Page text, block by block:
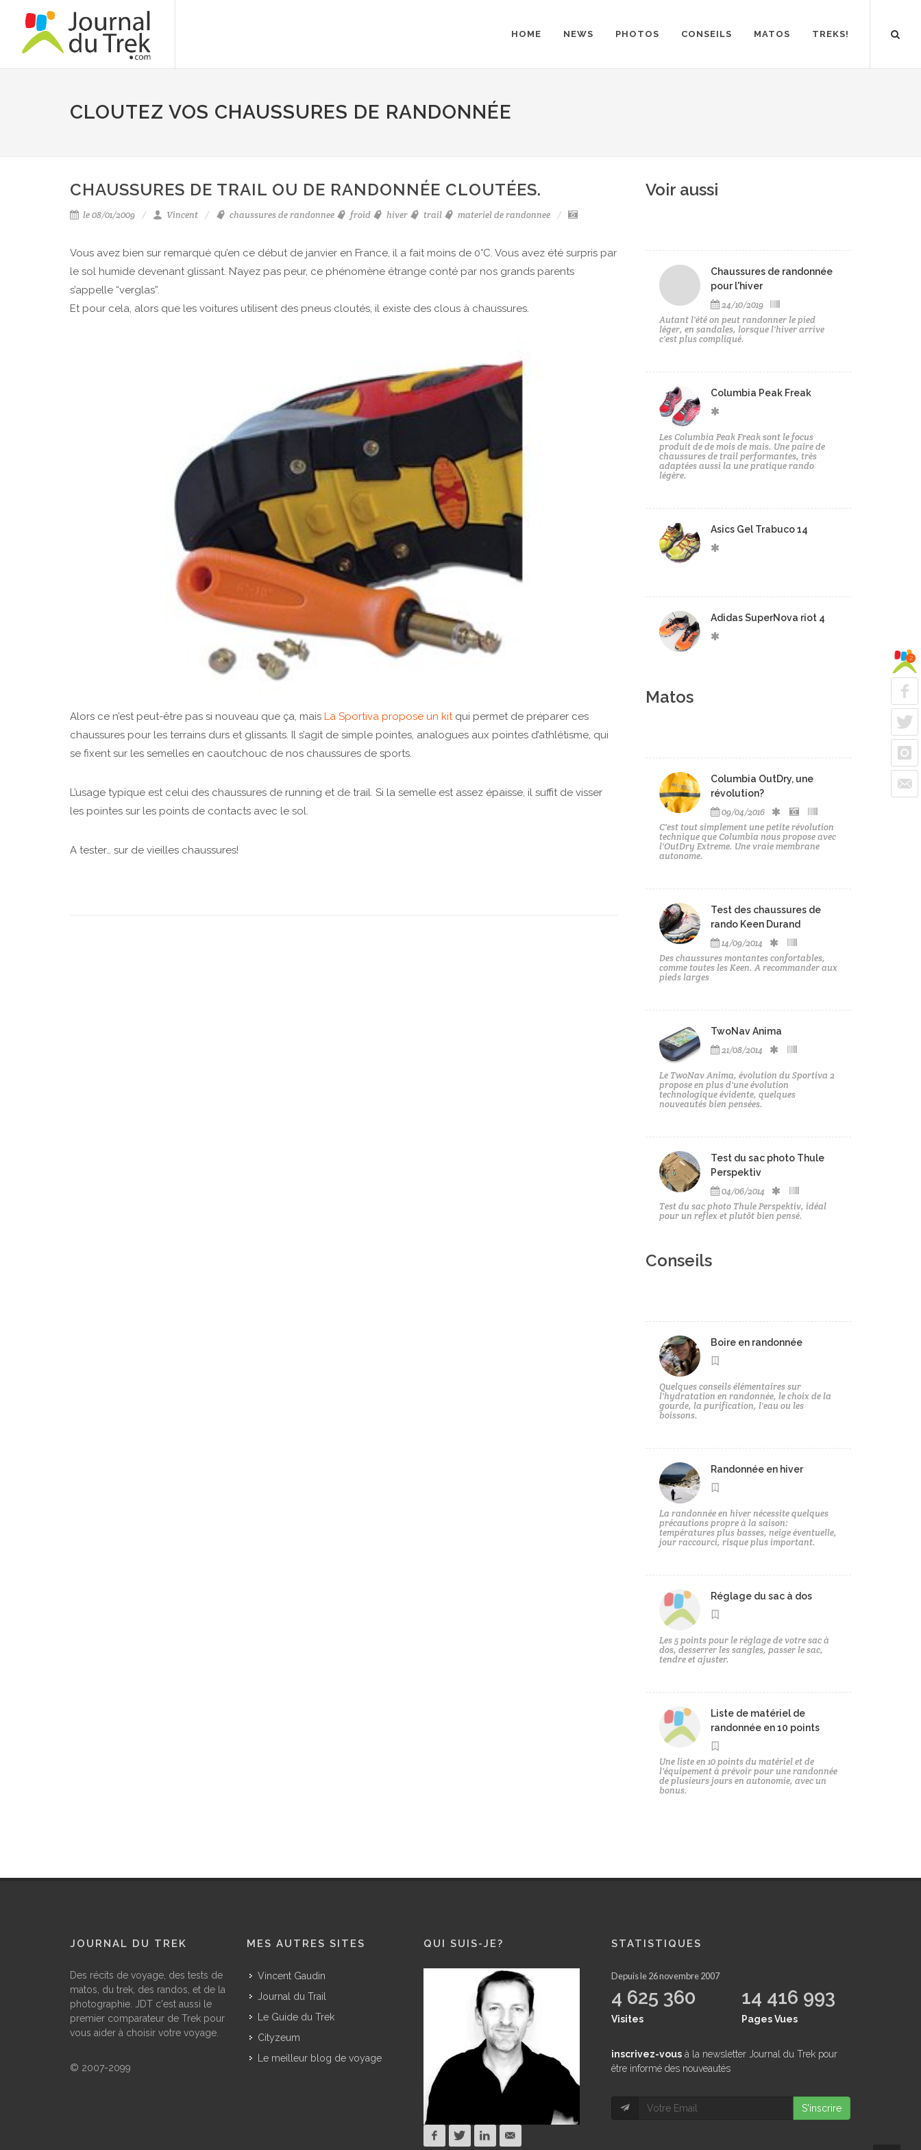
HOME NEWS PHOTOS CONSEILS MATOS TREKS!
CLOUTEZ VOS CHAUSSURES DE RANDONNÉE
CHAUSSURES DE TRAIL OU DE RANDONNÉE CLOUTÉES.
le 08/01/2009 Vincent chaussures de randonnee froid hiver trail materiel de randonnee
Vous avez bien sur remarqué qu’en ce début de janvier en France, il a fait moins de 0°C. Vous avez été surpris par
le sol humide devenant glissant. N’ayez pas peur, ce phénomène étrange conté par nos grands parents
s’appelle “verglas”.
Et pour cela, alors que les voitures utilisent des pneus cloutés, il existe des clous à chaussures.
Alors ce n’est peut-être pas si nouveau que ça, mais La Sportiva propose un kitqui permet de préparer ces
chaussures pour les terrains durs et glissants. Il s’agit de simple pointes, analogues aux pointes d’athlétisme, qui
se fixent sur les semelles en caoutchouc de nos chaussures de sports.
L’usage typique est celui des chaussures de running et de trail. Si la semelle est assez épaisse, il suffit de visser
les pointes sur les points de contacts avec le sol.
A tester… sur de vieilles chaussures!
Voir aussi
Chaussures de randonnée
pour l'hiver
24/10/2019
Autant l'été on peut randonner le pied
léger, en sandales, lorsque l'hiver arrive
c'est plus compliqué.
Columbia Peak Freak
Les Columbia Peak Freak sont le focus
produit de de mois de mais. Une paire de
chaussures de trail performantes, très
adaptées aussi la une pratique rando
légère.
Asics Gel Trabuco 14
Adidas SuperNova riot 4
Matos
Columbia OutDry, une
révolution?
09/04/2016
C'est tout simplement une petite révolution
technique que Columbia nous propose avec
l'OutDry Extreme. Une vraie membrane
autonome.
Test des chaussures de
rando Keen Durand
14/09/2014
Des chaussures montantes confortables,
comme toutes les Keen. A recommander aux
pieds larges
TwoNav Anima
21/08/2014
Le TwoNav Anima, évolution du Sportiva 2
propose en plus d'une évolution
technologique évidente, quelques
nouveautés bien pensées.
Test du sac photo Thule
Perspektiv
04/06/2014
Test du sac photo Thule Perspektiv, idéal
pour un reflex et plutôt bien pensé.
Conseils
Boire en randonnée
Quelques conseils élémentaires sur
l'hydratation en randonnée, le choix de la
gourde, la purification, l'eau ou les
boissons.
Randonnée en hiver
La randonnée en hiver nécessite quelques
précautions propre à la saison:
températures plus basses, neige éventuelle,
jour raccourci, risque plus important.
Réglage du sac à dos
Les 5 points pour le réglage de votre sac à
dos, desserrer les sangles, passer le sac,
tendre et ajuster.
Liste de matériel de
randonnée en 10 points
Une liste en 10 points du matériel et de
l'équipement à prévoir pour une randonnée
de plusieurs jours en autonomie, avec un
bonus.
JOURNAL DU TREK
Des récits de voyage, des tests de
matos, du trek, des randos, et de la
photographie. JDT c'est aussi le
premier comparateur de Trek pour
vous aider à choisir votre voyage.
© 2007-2099
MES AUTRES SITES
Vincent Gaudin
Journal du Trail
Le Guide du Trek
Cityzeum
Le meilleur blog de voyage
QUI SUIS-JE? STATISTIQUES
Depuis le 26 novembre 2007
4 625 360
Visites
14 416 993
Pages Vues
inscrivez-vous à la newsletter Journal du Trek pour
être informé des nouveautés
S'inscrire
2